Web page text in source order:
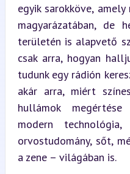
egyik sarokköve,
magyarázatában, de
területén is alapvető
csak arra, hogyan
tudunk egy rádión
akár arra, miért
hullámok
modern technológia,
orvostudomány, sőt,
a zene – világában is.